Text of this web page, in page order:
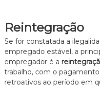
Reintegração
Se for constatada a
empregado estável, a
empregador é a
trabalho, com o
retroativos ao período em